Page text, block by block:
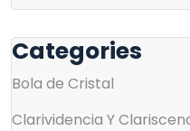
Categories
Bola de Cristal
Clarividencia Y